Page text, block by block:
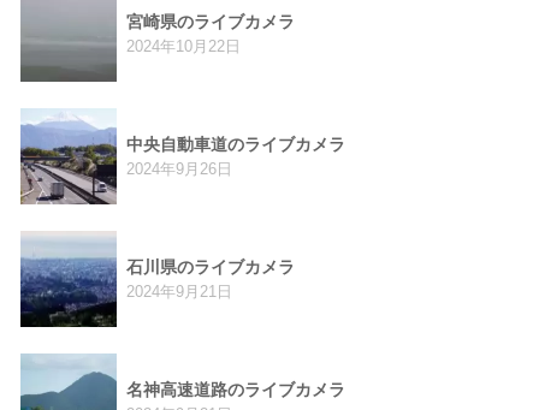
宮崎県のライブカメラ
2024年10月22日
中央自動車道のライブカメラ
2024年9月26日
石川県のライブカメラ
2024年9月21日
名神高速道路のライブカメラ